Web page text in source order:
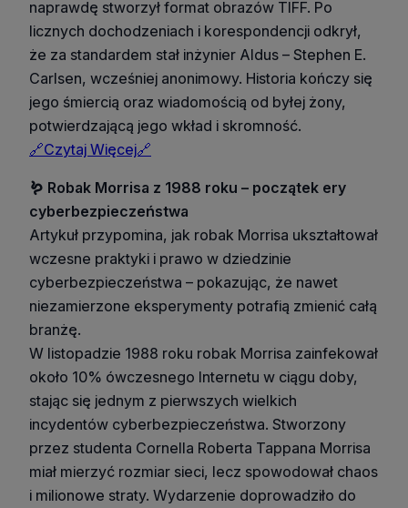
naprawdę stworzył format obrazów TIFF. Po
licznych dochodzeniach i korespondencji odkrył,
że za standardem stał inżynier Aldus – Stephen E.
Carlsen, wcześniej anonimowy. Historia kończy się
jego śmiercią oraz wiadomością od byłej żony,
potwierdzającą jego wkład i skromność.
🔗Czytaj Więcej🔗
🪱 Robak Morrisa z 1988 roku – początek ery
cyberbezpieczeństwa
Artykuł przypomina, jak robak Morrisa ukształtował
wczesne praktyki i prawo w dziedzinie
cyberbezpieczeństwa – pokazując, że nawet
niezamierzone eksperymenty potrafią zmienić całą
branżę.
W listopadzie 1988 roku robak Morrisa zainfekował
około 10% ówczesnego Internetu w ciągu doby,
stając się jednym z pierwszych wielkich
incydentów cyberbezpieczeństwa. Stworzony
przez studenta Cornella Roberta Tappana Morrisa
miał mierzyć rozmiar sieci, lecz spowodował chaos
i milionowe straty. Wydarzenie doprowadziło do